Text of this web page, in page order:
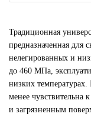
Традиционная
предназначенная для
нелегированных и
до 460 МПа,
низких
менее чувствительна
и загрязненным